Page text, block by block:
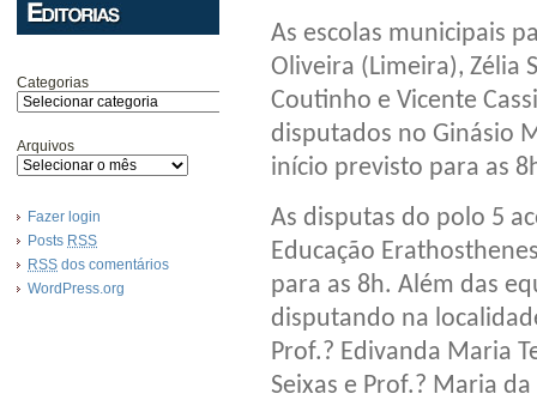
Categorias
Arquivos
Fazer login
Posts RSS
RSS dos comentários
WordPress.org
As escolas municipais
Oliveira (Limeira), Zélia
Coutinho e Vicente
disputados no Ginásio
início previsto para as
As disputas do polo 5
Educação
para as 8h. Além das
disputando na
Prof.? Edivanda Maria
Seixas e Prof.? Maria